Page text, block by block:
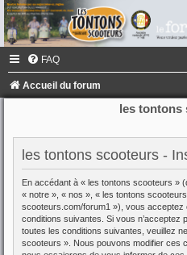
FAQ
Accueil du forum
les tontons
les tontons scooteurs -
En accédant à « les tontons scooteurs »
« notre », « nos », « les tontons
scooteurs.com/forum1 »), vous acceptez
conditions suivantes. Si vous n’acceptez
toutes les conditions suivantes, veuillez
scooteurs ». Nous pouvons modifier ces